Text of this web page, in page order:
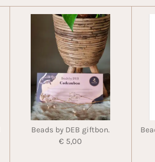
Beads by DEB giftbon.
€ 5,00